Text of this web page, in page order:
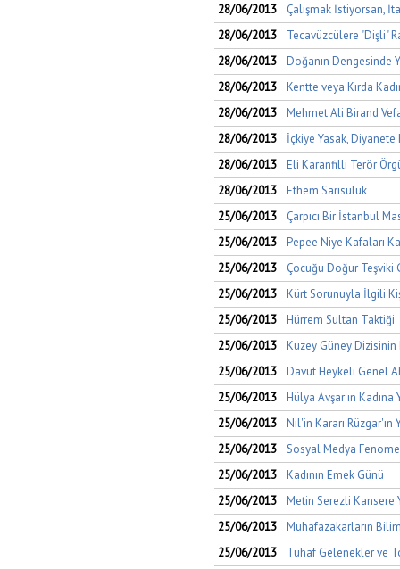
28/06/2013
Çalışmak İstiyorsan,
28/06/2013
Tecavüzcülere "Dişli"
28/06/2013
Doğanın Dengesinde
28/06/2013
Kentte veya Kırda
28/06/2013
Mehmet Ali Birand
28/06/2013
İçkiye Yasak, Diyanete
28/06/2013
Eli Karanfilli Terör
28/06/2013
Ethem Sarısülük
25/06/2013
Çarpıcı Bir İstanbul
25/06/2013
Pepee Niye Kafaları
25/06/2013
Çocuğu Doğur Teşviki
25/06/2013
Kürt Sorunuyla İlgili
25/06/2013
Hürrem Sultan Taktiği
25/06/2013
Kuzey Güney Dizisinin
25/06/2013
Davut Heykeli Genel
25/06/2013
Hülya Avşar'ın Kadına
25/06/2013
Nil'in Kararı Rüzgar'ın
25/06/2013
Sosyal Medya
25/06/2013
Kadının Emek Günü
25/06/2013
Metin Serezli Kansere
25/06/2013
Muhafazakarların
25/06/2013
Tuhaf Gelenekler ve